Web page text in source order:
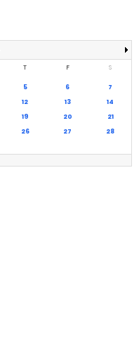
T F S
5 6
7
12 13
14
19 20
21
26 27
28